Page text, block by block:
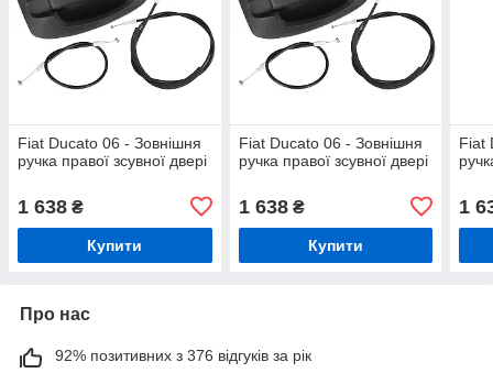
Fiat Ducato 06 - Зовнішня
ручка правої зсувної двері
1 638 ₴
Купити
Fiat Ducato 06 - Зовнішня
ручка правої зсувної двері
1 638₴
Купити
Fiat
1
Про нас
92% позитивних з 376 відгуків за рік